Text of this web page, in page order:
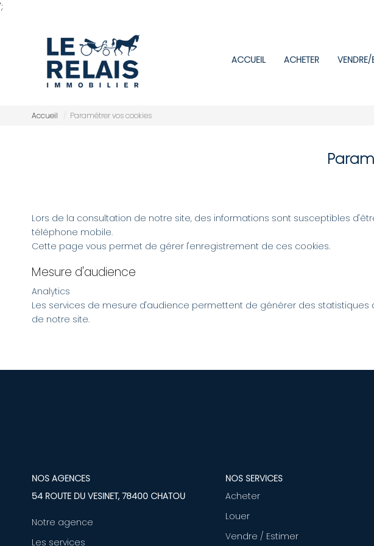
';
ACCUEIL ACHETER VENDRE/
Accueil Paramétrer vos cookies
Lors de la consultation de notre site, des informations sont susceptibles
téléphone mobile.
Cette page vous permet de gérer l'enregistrement de ces cookies.
Mesure d'audience
Analytics
Les services de mesure d'audience permettent de générer des
de notre site.
NOS AGENCES
54 ROUTE DU VESINET, 78400 CHATOU
Notre agence
Les services
NOS SERVICES
Acheter
Louer
Vendre / Estimer